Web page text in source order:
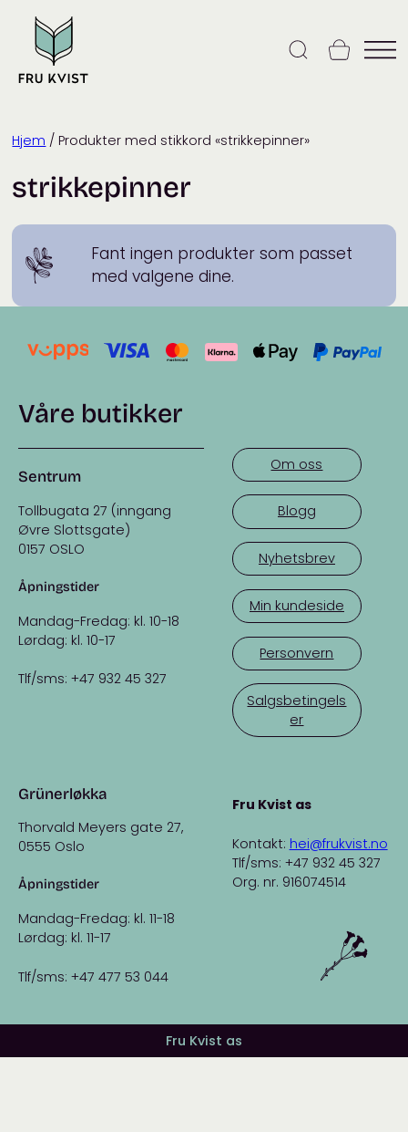
content
Hjem / Produkter med stikkord «strikkepinner»
strikkepinner
Fant ingen produkter som passet
med valgene dine.
Våre butikker
Sentrum
Tollbugata 27 (inngang
Øvre Slottsgate)
0157 OSLO
Åpningstider
Mandag-Fredag: kl. 10-18
Lørdag: kl. 10-17
Tlf/sms: +47 932 45 327
Grünerløkka
Thorvald Meyers gate 27,
0555 Oslo
Åpningstider
Mandag-Fredag: kl. 11-18
Lørdag: kl. 11-17
Tlf/sms: +47 477 53 044
Om oss
Blogg
Nyhetsbrev
Min kundeside
Personvern
Salgsbetingels
er
Fru Kvist as
Kontakt: hei@frukvist.no
Tlf/sms: +47 932 45 327
Org. nr. 916074514
Fru Kvist as